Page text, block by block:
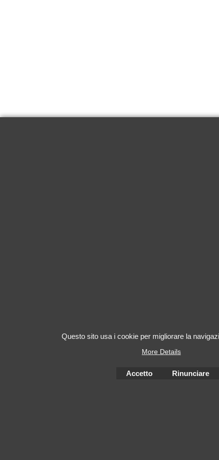
Questo sito usa i cookie per migliorare la
More Details
Accetto Rinunciare